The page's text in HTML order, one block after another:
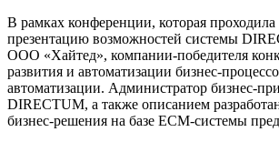
В рамках конференции, которая
презентацию возможностей системы
ООО «Хайтед», компании-победителя
развития и автоматизации бизнес-
автоматизации. Администратор бизнес-
DIRECTUM, а также описанием
бизнес-решения на базе ECM-системы